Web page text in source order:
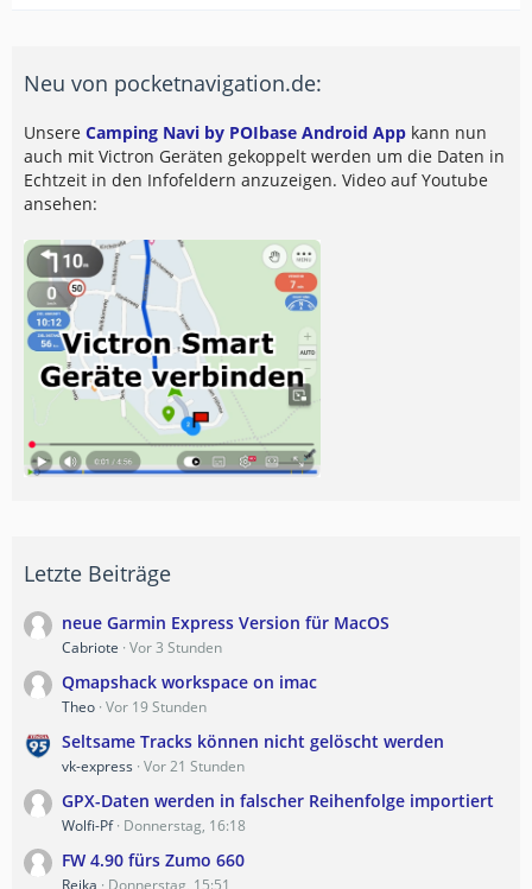
Neu von pocketnavigation.de:
Unsere Camping Navi by POIbase Android App kann nun
auch mit Victron Geräten gekoppelt werden um die Daten in
Echtzeit in den Infofeldern anzuzeigen. Video auf Youtube
ansehen:
Letzte Beiträge
neue Garmin Express Version für MacOS
Cabriote Vor 3 Stunden
Qmapshack workspace on imac
Theo Vor 19 Stunden
Seltsame Tracks können nicht gelöscht werden
vk-express Vor 21 Stunden
GPX-Daten werden in falscher Reihenfolge importiert
Wolfi-Pf Donnerstag, 16:18
FW 4.90 fürs Zumo 660
Reika Donnerstag, 15:51